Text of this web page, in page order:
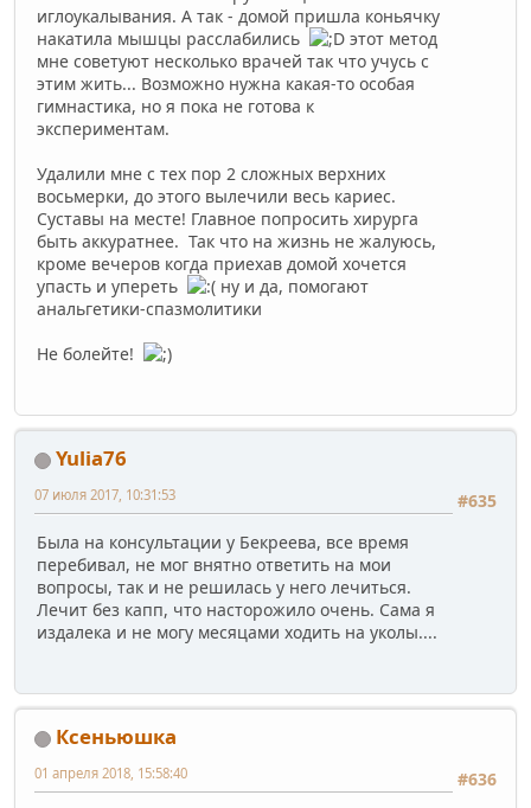
иглоукалывания. А так - домой пришла коньячку
накатила мышцы расслабились
этот метод
мне советуют несколько врачей так что учусь с
этим жить... Возможно нужна какая-то особая
гимнастика, но я пока не готова к
экспериментам.
Удалили мне с тех пор 2 сложных верхних
восьмерки, до этого вылечили весь кариес.
Суставы на месте! Главное попросить хирурга
быть аккуратнее. Так что на жизнь не жалуюсь,
кроме вечеров когда приехав домой хочется
упасть и упереть
ну и да, помогают
анальгетики-спазмолитики
Не болейте!
Yulia76
#635
07 июля 2017, 10:31:53
Была на консультации у Бекреева, все время
перебивал, не мог внятно ответить на мои
вопросы, так и не решилась у него лечиться.
Лечит без капп, что насторожило очень. Сама я
издалека и не могу месяцами ходить на уколы....
Ксеньюшка
#636
01 апреля 2018, 15:58:40